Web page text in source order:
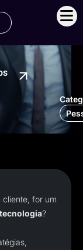
cliente, for um
?